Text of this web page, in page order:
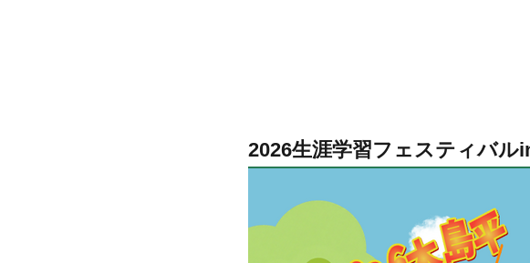
2026生涯学習フェスティバル